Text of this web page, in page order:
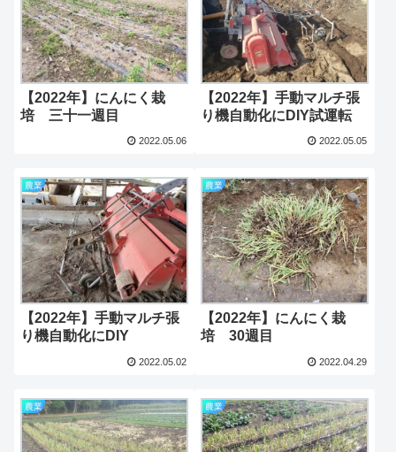
【2022年】にんにく栽
培 三十一週目
2022.05.06
【2022年】手動マルチ張
り機自動化にDIY試運転
2022.05.05
農業
【2022年】手動マルチ張
り機自動化にDIY
2022.05.02
農業
【2022年】にんにく栽
培 30週目
2022.04.29
農業 農業